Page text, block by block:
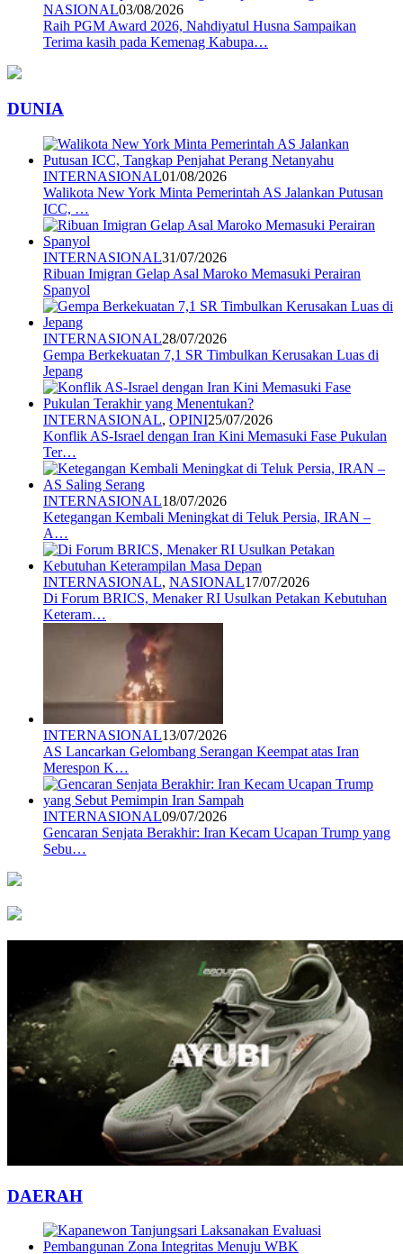
NASIONAL03/08/2026
Raih PGM Award 2026, Nahdiyatul Husna Sampaikan
Terima kasih pada Kemenag Kabupa…
DUNIA
INTERNASIONAL01/08/2026
Walikota New York Minta Pemerintah AS Jalankan Putusan
ICC, …
INTERNASIONAL31/07/2026
Ribuan Imigran Gelap Asal Maroko Memasuki Perairan
Spanyol
INTERNASIONAL28/07/2026
Gempa Berkekuatan 7,1 SR Timbulkan Kerusakan Luas di
Jepang
INTERNASIONAL, OPINI25/07/2026
Konflik AS-Israel dengan Iran Kini Memasuki Fase Pukulan
Ter…
INTERNASIONAL18/07/2026
Ketegangan Kembali Meningkat di Teluk Persia, IRAN –
A…
INTERNASIONAL, NASIONAL17/07/2026
Di Forum BRICS, Menaker RI Usulkan Petakan Kebutuhan
Keteram…
INTERNASIONAL13/07/2026
AS Lancarkan Gelombang Serangan Keempat atas Iran
Merespon K…
INTERNASIONAL09/07/2026
Gencaran Senjata Berakhir: Iran Kecam Ucapan Trump yang
Sebu…
DAERAH